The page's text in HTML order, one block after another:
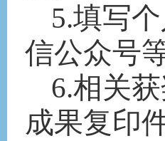
5.填写
信公众号
6.相关
成果复印